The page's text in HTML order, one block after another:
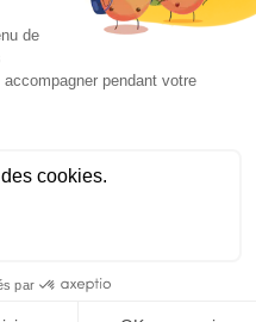
Via Compétences